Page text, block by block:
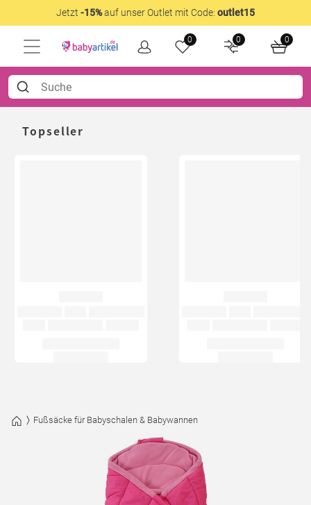
Jetzt -15%auf unser Outlet mit Code: outlet15
0 0 0
Topseller
Fußsäcke für Babyschalen & Babywannen